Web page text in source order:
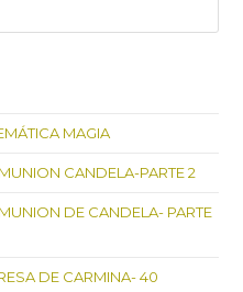
MAGIA
CANDELA-PARTE 2
DE CANDELA- PARTE
DE CARMINA- 40